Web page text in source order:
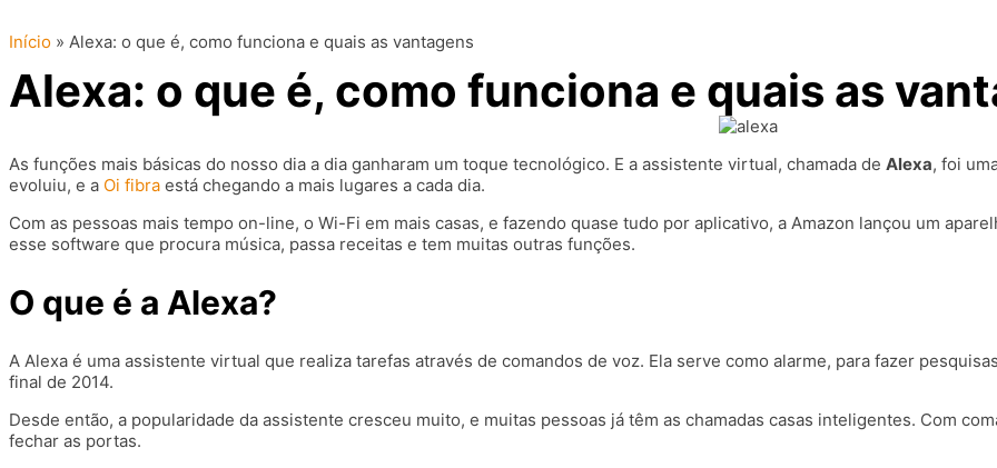
Início » Alexa: o que é, como funciona e quais as vantagens
Alexa: o que é, como funciona e quais as
As funções mais básicas do nosso dia a dia ganharam um toque tecnológico. E a assistente virtual, chamada de Alexa, foi
evoluiu, e a Oi fibra está chegando a mais lugares a cada dia.
Com as pessoas mais tempo on-line, o Wi-Fi em mais casas, e fazendo quase tudo por aplicativo, a Amazon lançou um
esse software que procura música, passa receitas e tem muitas outras funções.
O que é a Alexa?
A Alexa é uma assistente virtual que realiza tarefas através de comandos de voz. Ela serve como alarme, para fazer
final de 2014.
Desde então, a popularidade da assistente cresceu muito, e muitas pessoas já têm as chamadas casas inteligentes. Com
fechar as portas.